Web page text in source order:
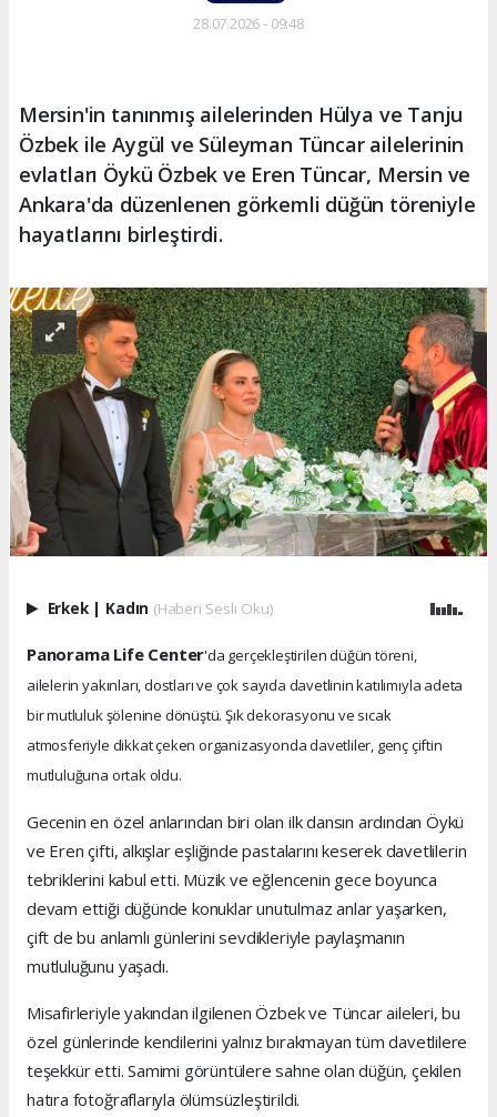
28.07.2026 - 09:48
Mersin'in tanınmış ailelerinden Hülya ve Tanju
Özbek ile Aygül ve Süleyman Tüncar ailelerinin
evlatları Öykü Özbek ve Eren Tüncar, Mersin ve
Ankara'da düzenlenen görkemli düğün töreniyle
hayatlarını birleştirdi.
Erkek | Kadın (Haberi Sesli Oku)
Panorama Life Center'da gerçekleştirilen düğün töreni,
ailelerin yakınları, dostları ve çok sayıda davetlinin katılımıyla adeta
bir mutluluk şölenine dönüştü. Şık dekorasyonu ve sıcak
atmosferiyle dikkat çeken organizasyonda davetliler, genç çiftin
mutluluğuna ortak oldu.
Gecenin en özel anlarından biri olan ilk dansın ardından Öykü
ve Eren çifti, alkışlar eşliğinde pastalarını keserek davetlilerin
tebriklerini kabul etti. Müzik ve eğlencenin gece boyunca
devam ettiği düğünde konuklar unutulmaz anlar yaşarken,
çift de bu anlamlı günlerini sevdikleriyle paylaşmanın
mutluluğunu yaşadı.
Misafirleriyle yakından ilgilenen Özbek ve Tüncar aileleri, bu
özel günlerinde kendilerini yalnız bırakmayan tüm davetlilere
teşekkür etti. Samimi görüntülere sahne olan düğün, çekilen
hatıra fotoğraflarıyla ölümsüzleştirildi.